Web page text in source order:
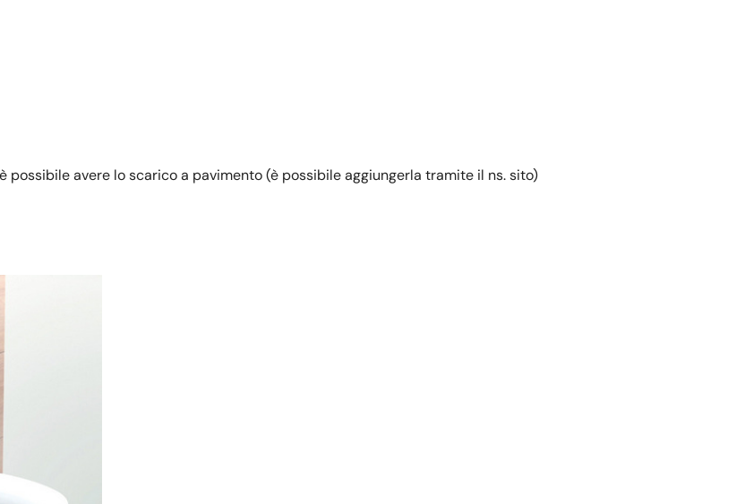
avere lo scarico a pavimento (è possibile aggiungerla tramite il ns. sito)